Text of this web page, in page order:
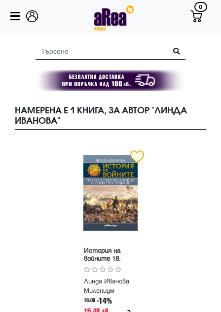
0
НАМЕРЕНА Е 1 КНИГА, ЗА АВТОР "ЛИНДА
ИВАНОВА"
История на
войните 18.
Първата
световна война.
Обзорно
изследване
Линда Иванова
Милениум
18.00 -14%